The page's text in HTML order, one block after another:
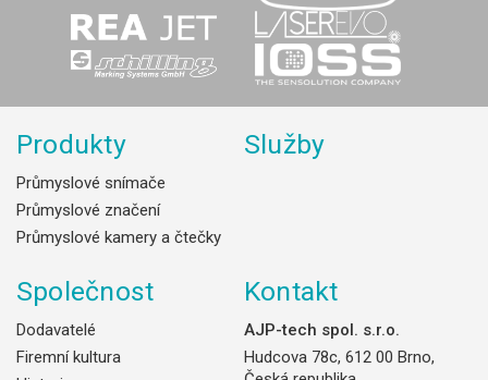
Produkty
Průmyslové snímače
Průmyslové značení
Průmyslové kamery a čtečky
Služby
Společnost
Dodavatelé
Firemní kultura
Kontakt
AJP-tech spol. s.r.o.
Hudcova 78c, 612 00 Brno,